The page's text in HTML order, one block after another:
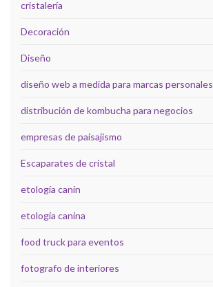
cristalería
Decoración
Diseño
diseño web a medida para marcas personales
distribución de kombucha para negocios
empresas de paisajismo
Escaparates de cristal
etología canin
etología canina
food truck para eventos
fotografo de interiores